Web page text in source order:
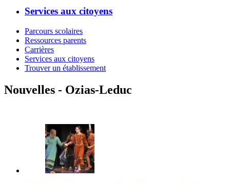
Services aux citoyens
Parcours scolaires
Ressources parents
Carrières
Services aux citoyens
Trouver un établissement
Nouvelles - Ozias-Leduc